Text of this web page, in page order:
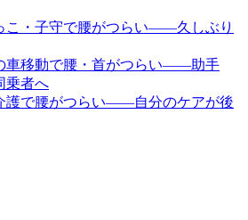
こ・子守で腰がつらい——久しぶり
車移動で腰・首がつらい——助手
乗者へ
護で腰がつらい——自分のケアが後